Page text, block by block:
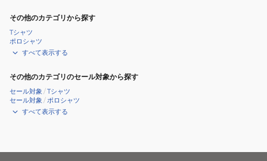
その他のカテゴリから探す
Tシャツ
ポロシャツ
すべて表示する
その他のカテゴリのセール対象から探す
セール対象 /Tシャツ
セール対象 /ポロシャツ
すべて表示する